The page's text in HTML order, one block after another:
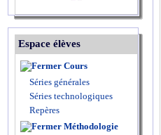
Espace élèves
Cours
Séries générales
Séries technologiques
Repères
Méthodologie